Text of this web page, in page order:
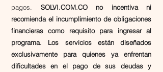
pagos. SOLVI.COM.CO no incentiva ni
recomienda el incumplimiento de obligaciones
financieras como requisito para ingresar al
programa. Los servicios están diseñados
exclusivamente para quienes ya enfrentan
dificultades en el pago de sus deudas y